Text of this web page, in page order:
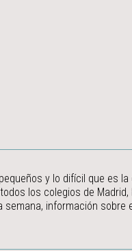
y lo difícil que es
los colegios de
información sobre